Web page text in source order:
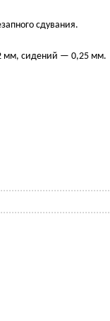
сдувания.
мм, сидений — 0,25 мм.